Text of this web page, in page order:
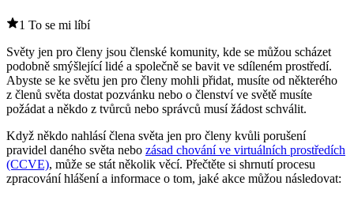
1 To se mi líbí
Světy jen pro členy jsou členské komunity, kde se můžou scházet
podobně smýšlející lidé a společně se bavit ve sdíleném prostředí.
Abyste se ke světu jen pro členy mohli přidat, musíte od některého
z členů světa dostat pozvánku nebo o členství ve světě musíte
požádat a někdo z tvůrců nebo správců musí žádost schválit.
Když někdo nahlásí člena světa jen pro členy kvůli porušení
pravidel daného světa nebo zásad chování ve virtuálních prostředích
(CCVE), může se stát několik věcí. Přečtěte si shrnutí procesu
zpracování hlášení a informace o tom, jaké akce můžou následovat: